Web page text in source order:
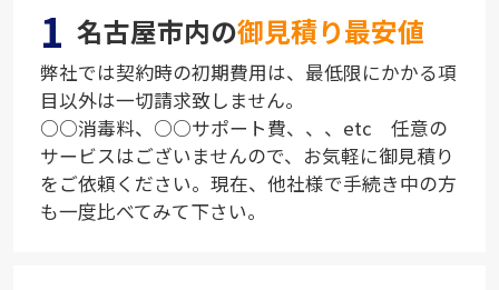
1 名古屋市内の御見積り最安値
弊社では契約時の初期費用は、最低限にかかる項
目以外は一切請求致しません。
○○消毒料、○○サポート費、、、etc 任意の
サービスはございませんので、お気軽に御見積り
をご依頼ください。現在、他社様で手続き中の方
も一度比べてみて下さい。